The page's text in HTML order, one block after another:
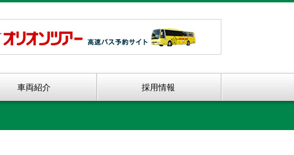
車両紹介 採用情報